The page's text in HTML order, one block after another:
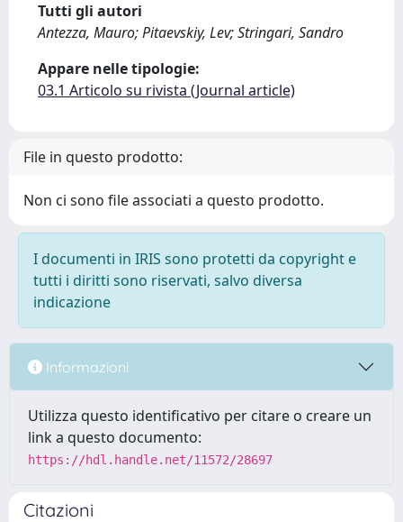
Tutti gli autori
Antezza, Mauro; Pitaevskiy, Lev; Stringari, Sandro
Appare nelle tipologie:
03.1 Articolo su rivista (Journal article)
File in questo prodotto:
Non ci sono file associati a questo prodotto.
I documenti in IRIS sono protetti da copyright e
tutti i diritti sono riservati, salvo diversa
indicazione
Informazioni
Utilizza questo identificativo per citare o creare un
link a questo documento:
https://hdl.handle.net/11572/28697
Citazioni